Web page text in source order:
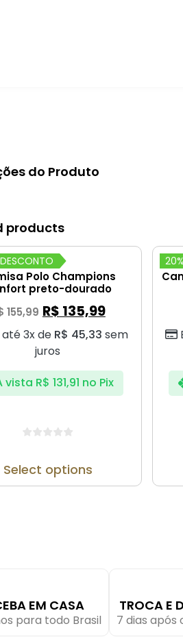
do Produto
products
Polo Champions
preto-dourado
155,99 R$ 135,99
até 3x de R$ 45,33 sem
juros
vista R$ 131,91 no Pix
Select options
EM CASA
para todo Brasil
TROCA E
7 dias